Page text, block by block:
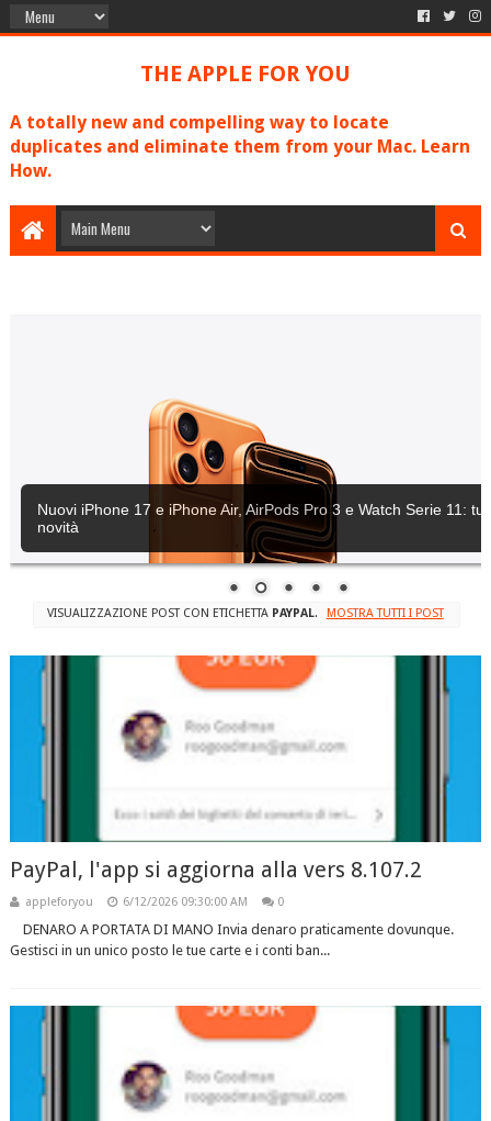
THE APPLE FOR YOU
A totally new and compelling way to locate
duplicates and eliminate them from your Mac. Learn
How.
Nuovi iPhone 17 e iPhone Air, AirPods Pro 3 e Watch Serie 11:
novità
VISUALIZZAZIONE POST CON ETICHETTA PAYPAL. MOSTRA TUTTI I POST
PayPal, l'app si aggiorna alla vers 8.107.2
appleforyou 6/12/2026 09:30:00 AM 0
DENARO A PORTATA DI MANO Invia denaro praticamente dovunque.
Gestisci in un unico posto le tue carte e i conti ban...